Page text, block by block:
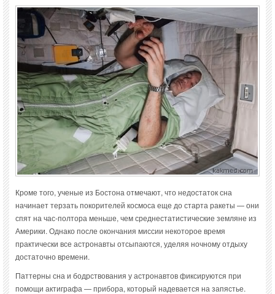
Кроме того, ученые из Бостона отмечают, что недостаток сна
начинает терзать покорителей космоса еще до старта ракеты — они
спят на час-полтора меньше, чем среднестатистические земляне из
Америки. Однако после окончания миссии некоторое время
практически все астронавты отсыпаются, уделяя ночному отдыху
достаточно времени.
Паттерны сна и бодрствования у астронавтов фиксируются при
помощи актиграфа — прибора, который надевается на запястье.